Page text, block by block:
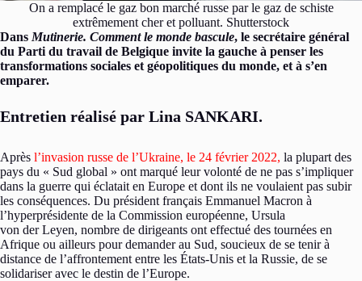
On a remplacé le gaz bon marché russe par le gaz de schiste
extrêmement cher et polluant. Shutterstock
Dans Mutinerie. Comment le monde bascule, le secrétaire général
du Parti du travail de Belgique invite la gauche à penser les
transformations sociales et géopolitiques du monde, et à s’en
emparer.
Entretien réalisé par Lina SANKARI.
Après l’invasion russe de l’Ukraine, le 24 février 2022, la plupart des
pays du « Sud global » ont marqué leur volonté de ne pas s’impliquer
dans la guerre qui éclatait en Europe et dont ils ne voulaient pas subir
les conséquences. Du président français Emmanuel Macron à
l’hyperprésidente de la Commission européenne, Ursula
von der Leyen, nombre de dirigeants ont effectué des tournées en
Afrique ou ailleurs pour demander au Sud, soucieux de se tenir à
distance de l’affrontement entre les États-Unis et la Russie, de se
solidariser avec le destin de l’Europe.